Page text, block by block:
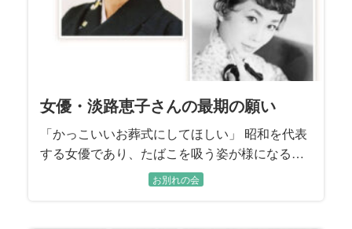
女優・淡路恵子さんの最期の願い
「かっこいいお葬式にしてほしい」 昭和を代表
する女優であり、たばこを吸う姿が様になる方
としても知られた淡路恵子さん。「私らしくか
っこいいお葬式にしてほしい」。 最期の願いを
お別れの会